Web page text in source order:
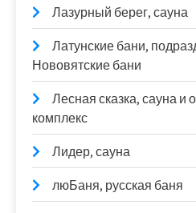
Лазурный берег, сауна
Латунские бани,
Нововятские бани
Лесная сказка, сауна и
комплекс
Лидер, сауна
люБаня, русская баня